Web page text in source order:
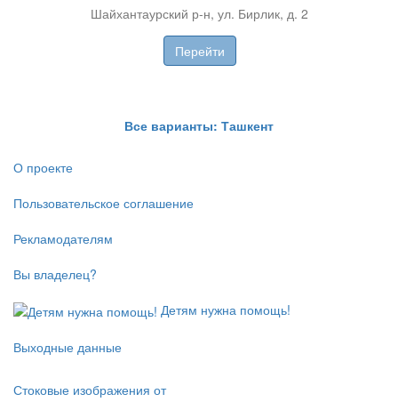
Шайхантаурский р-н, ул. Бирлик, д. 2
Перейти
Все варианты: Ташкент
О проекте
Пользовательское соглашение
Рекламодателям
Вы владелец?
Детям нужна помощь!
Выходные данные
Стоковые изображения от